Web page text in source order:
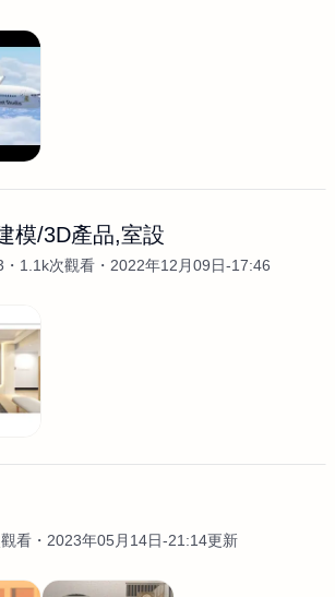
模/3D產品,室設
1.1k次觀看
2022年12月09日-17:46
看
2023年05月14日-21:14更新